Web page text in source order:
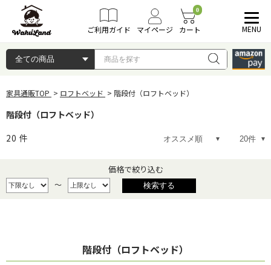
ご利用ガイド マイページ
0
カート MENU
家具通販TOP ロフトベッド 階段付（ロフトベッド）
階段付（ロフトベッド）
20 件
価格で絞り込む
～
階段付（ロフトベッド）